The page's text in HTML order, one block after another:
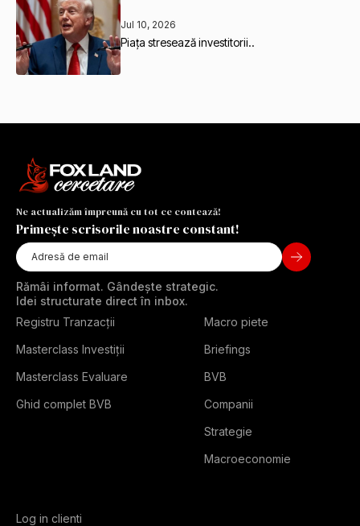
Jul 10, 2026
Piața stresează investitorii..
Ne actualizăm împreună cu tot ce contează!
Primește scrisorile noastre constant!
Rămâi informat. Gândește strategic.
Idei structurate direct în inbox.
Registru Tranzacții
Masterclass Investiții
Masterclass Evaluare
Ghid complet BVB
Macro piete
Briefings
BVB
Companii
Strategie
Macroeconomie
Log in clienti